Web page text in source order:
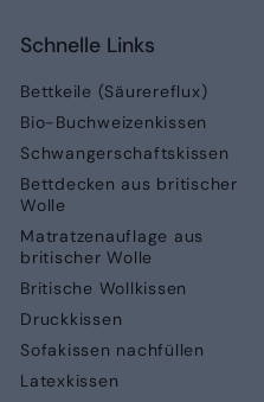
Schnelle Links
Bettkeile (Säurereflux)
Bio-Buchweizenkissen
Schwangerschaftskissen
Bettdecken aus britischer
Wolle
Matratzenauflage aus
britischer Wolle
Britische Wollkissen
Druckkissen
Sofakissen nachfüllen
Latexkissen